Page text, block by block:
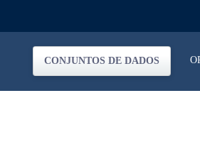
CONJUNTOS DE DADOS